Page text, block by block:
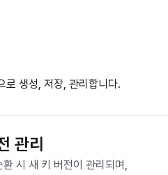
로 생성, 저장, 관리합니다.
관리
환 시 새 키 버전이 관리되며,